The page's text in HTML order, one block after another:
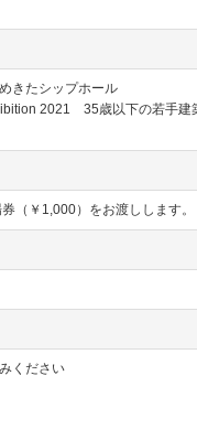
きたシップホール
2021 35歳以下の若手建
￥1,000）をお渡しします。
ください